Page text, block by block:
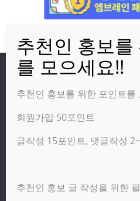
방문자
온라인 방문자:12
오늘의 조회수:4,300
광고 제휴 홍보 일반 문의 :
추천인 홍보를 위한 포인트를
회원가입 50포인트
글작성 15포인트, 댓글작성
추천인 홍보 글 작성을 위한